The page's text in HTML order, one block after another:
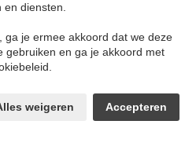
en diensten.
ga je ermee akkoord dat we deze
gebruiken en ga je akkoord met
weigeren Accepteren